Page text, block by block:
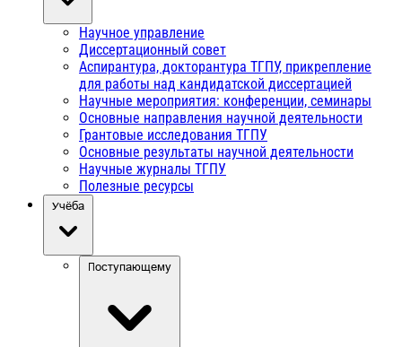
Научное управление
Диссертационный совет
Аспирантура, докторантура ТГПУ, прикрепление
для работы над кандидатской диссертацией
Научные мероприятия: конференции, семинары
Основные направления научной деятельности
Грантовые исследования ТГПУ
Основные результаты научной деятельности
Научные журналы ТГПУ
Полезные ресурсы
Учёба
Поступающему